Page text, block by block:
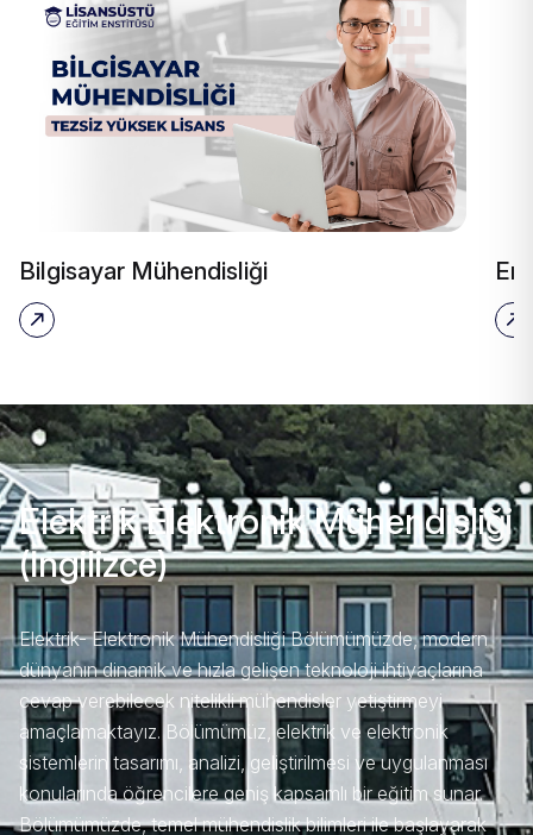
Bilgisayar Mühendisliği
Elektrik Elektronik Mühendisliği
(İngilizce)
Elektrik- Elektronik Mühendisliği Bölümümüzde, modern
dünyanın dinamik ve hızla gelişen teknoloji ihtiyaçlarına
cevap verebilecek nitelikli mühendisler yetiştirmeyi
amaçlamaktayız. Bölümümüz, elektrik ve elektronik
sistemlerin tasarımı, analizi, geliştirilmesi ve uygulanması
konularında öğrencilere geniş kapsamlı bir eğitim sunar.
Bölümümüzde, temel mühendislik bilimleri ile başlayarak